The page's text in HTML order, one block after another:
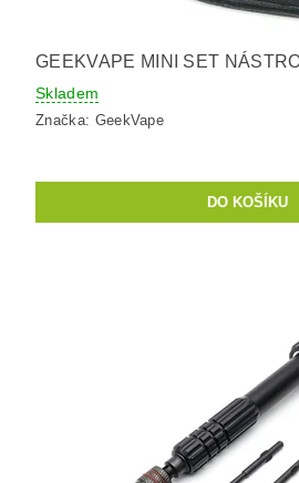
GEEKVAPE MINI SET
Skladem
Značka: GeekVape